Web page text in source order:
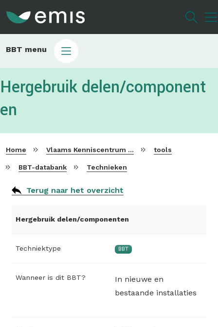
gaan
Main
BBT menu
Hergebruik delen/component
en
Home Vlaams Kenniscentrum voor Beste Beschikbare Technieken tools
BBT-databank Technieken
Terug naar het overzicht
Hergebruik delen/componenten
Techniektype BBT
Wanneer is dit BBT?
In nieuwe en
bestaande installaties